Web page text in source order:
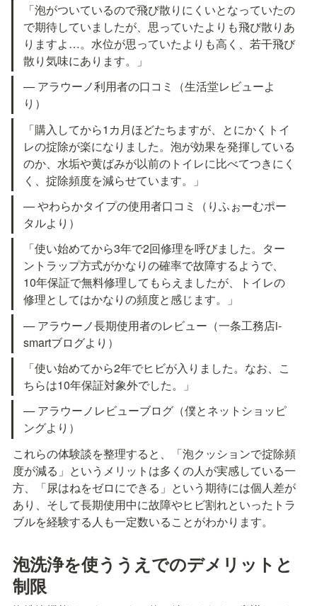
「泡がついているので飛び散りにくいとなっていたの
で期待していましたが、思っていたよりも飛び散りあ
りますよ…。水位が思っていたよりも高く、若干飛び
散り気味にあります。」
— アラウーノ利用者の口コミ（生活堂レビューよ
り）
「購入してから1カ月ほどたちますが、とにかくトイ
レの掟除が楽になりました。泡が効果を発揮している
のか、水垢や黄ばみが以前のトイレに比べてつきにく
く、掟除頻度を減らせています。」
— やわらかタイプの使用者口コミ（りふぉーむポー
タルより）
「使い始めてから3年で2回修理を呼びました。ター
ントラップ方式がかなりの確率で故障するようで、
10年保証で無料修理してもらえましたが、トイレの
修理としてはかなりの頻度と感じます。」
— アラウーノ長期使用者のレビュー（一条工務店i-
smartブログより）
「使い始めてから2年でヒビが入りました。なお、こ
ちらは10年保証対象外でした。」
— アラウーノレビューブログ（僕とネットショッピ
ングより）
これらの体験談を整理すると、「泡クッションで掟除頻
度が減る」というメリットは多くの人が実感している一
方、「尿はねをゼロにできる」という期待には個人差が
あり、そして長期使用中に故障やヒビ割れといったトラ
ブルを経験する人も一定数いることがわかります。
泡洗浄を使ううえでのデメリットと
制限